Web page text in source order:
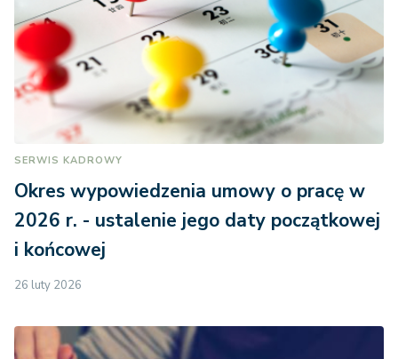
SERWIS KADROWY
Okres wypowiedzenia umowy o pracę w
2026 r. - ustalenie jego daty początkowej
i końcowej
26 luty 2026